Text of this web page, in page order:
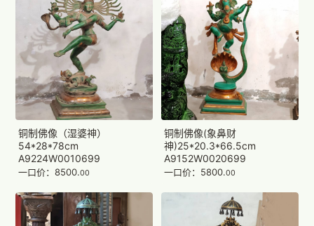
铜制佛像（湿婆神）
54*28*78cm
A9224W0010699
一口价：8500.00
铜制佛像(象鼻财
神)25*20.3*66.5cm
A9152W0020699
一口价：5800.00